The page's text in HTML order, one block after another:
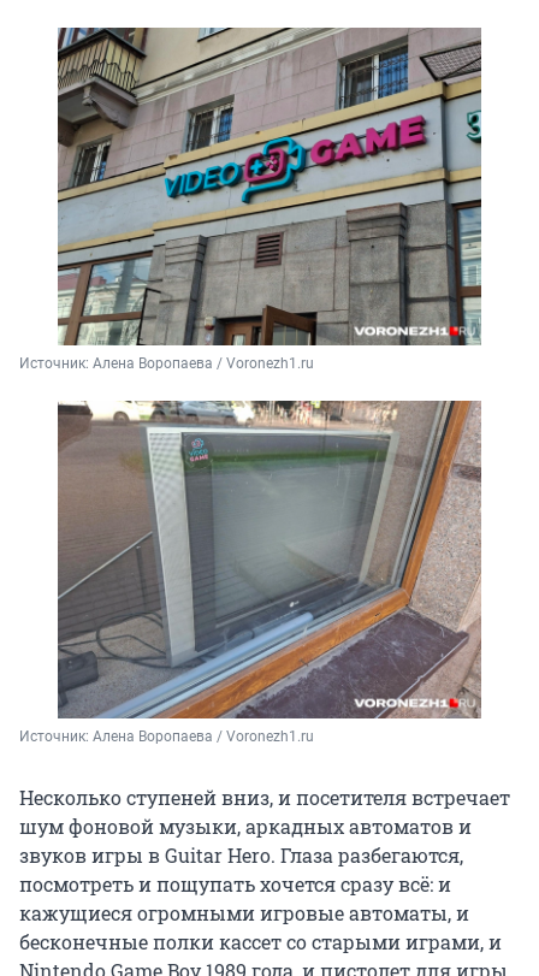
Источник: Алена Воропаева / Voronezh1.ru
Источник: Алена Воропаева / Voronezh1.ru
Несколько ступеней вниз, и посетителя встречает
шум фоновой музыки, аркадных автоматов и
звуков игры в Guitar Hero. Глаза разбегаются,
посмотреть и пощупать хочется сразу всё: и
кажущиеся огромными игровые автоматы, и
бесконечные полки кассет со старыми играми, и
Nintendo Game Boy 1989 года, и пистолет для игры